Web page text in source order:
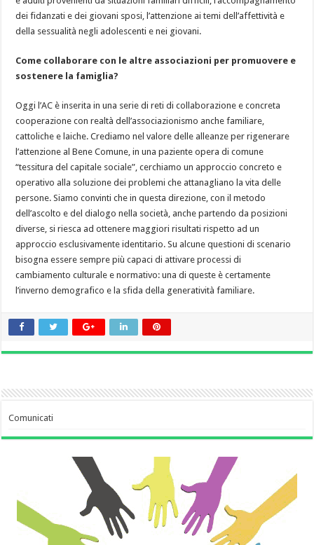
dei fidanzati e dei giovani sposi, l’attenzione ai temi dell’affettività e
della sessualità negli adolescenti e nei giovani.
Come collaborare con le altre associazioni per promuovere e
sostenere la famiglia?
Oggi l’AC è inserita in una serie di reti di collaborazione e concreta
cooperazione con realtà dell’associazionismo anche familiare,
cattoliche e laiche. Crediamo nel valore delle alleanze per rigenerare
l’attenzione al Bene Comune, in una paziente opera di comune
“tessitura del capitale sociale”, cerchiamo un approccio concreto e
operativo alla soluzione dei problemi che attanagliano la vita delle
persone. Siamo convinti che in questa direzione, con il metodo
dell’ascolto e del dialogo nella società, anche partendo da posizioni
diverse, si riesca ad ottenere maggiori risultati rispetto ad un
approccio esclusivamente identitario. Su alcune questioni di scenario
bisogna essere sempre più capaci di attivare processi di
cambiamento culturale e normativo: una di queste è certamente
l’inverno demografico e la sfida della generatività familiare.
Comunicati